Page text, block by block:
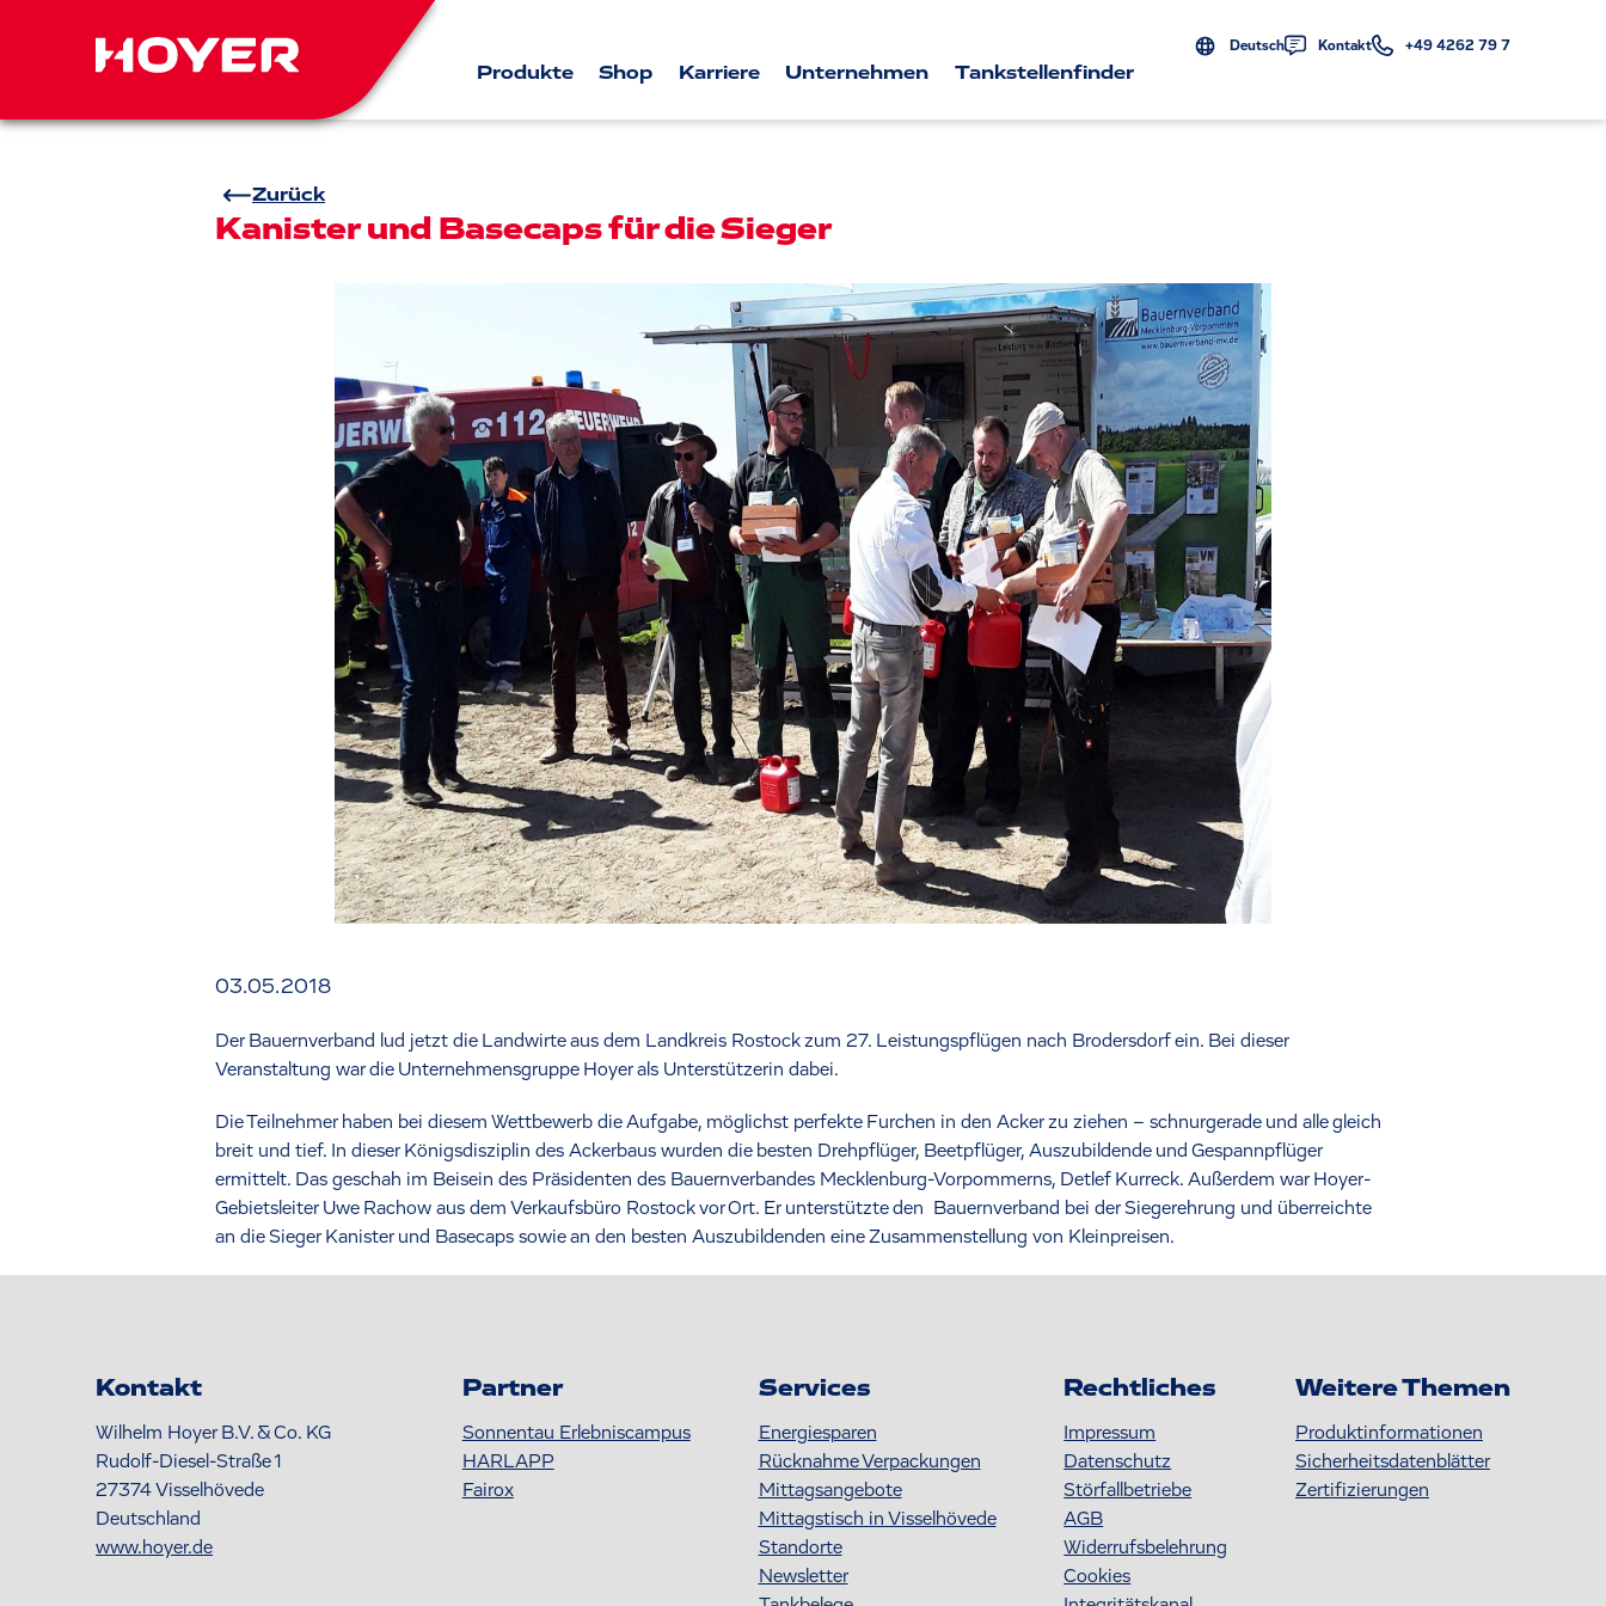
Deutsch Kontakt +49 4262 79 7
Produkte Shop Karriere Unternehmen Tankstellenfinder
Zurück
Kanister und Basecaps für die Sieger
03.05.2018
Der Bauernverband lud jetzt die Landwirte aus dem Landkreis Rostock zum 27. Leistungspflügen nach Brodersdorf ein. Bei dieser
Veranstaltung war die Unternehmensgruppe Hoyer als Unterstützerin dabei.
Die Teilnehmer haben bei diesem Wettbewerb die Aufgabe, möglichst perfekte Furchen in den Acker zu ziehen – schnurgerade und alle gleich
breit und tief. In dieser Königsdisziplin des Ackerbaus wurden die besten Drehpflüger, Beetpflüger, Auszubildende und Gespannpflüger
ermittelt. Das geschah im Beisein des Präsidenten des Bauernverbandes Mecklenburg-Vorpommerns, Detlef Kurreck. Außerdem war Hoyer-
Gebietsleiter Uwe Rachow aus dem Verkaufsbüro Rostock vor Ort. Er unterstützte den Bauernverband bei der Siegerehrung und überreichte
an die Sieger Kanister und Basecaps sowie an den besten Auszubildenden eine Zusammenstellung von Kleinpreisen.
Kontakt
Wilhelm Hoyer B.V. & Co. KG
Rudolf-Diesel-Straße 1
27374Visselhövede
Deutschland
www.hoyer.de
Partner
Sonnentau Erlebniscampus
HARLAPP
Fairox
Services
Energiesparen
Rücknahme Verpackungen
Mittagsangebote
Mittagstisch in Visselhövede
Standorte
Newsletter
Rechtliches
Impressum
Datenschutz
Störfallbetriebe
AGB
Widerrufsbelehrung
Cookies
Weitere Themen
Produktinformationen
S icherheitsdatenblätter
Zertifizierungen